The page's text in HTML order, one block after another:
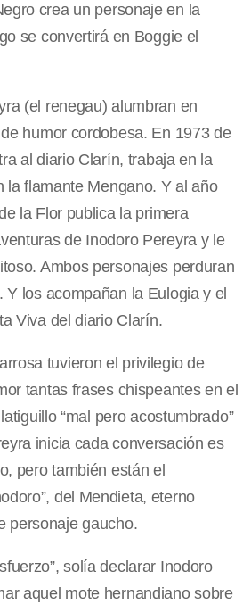
crea un personaje en la
se convertirá en Boggie el
(el renegau) alumbran en
humor cordobesa. En 1973 de
al diario Clarín, trabaja en la
la flamante Mengano. Y al año
la Flor publica la primera
de Inodoro Pereyra y le
Ambos personajes perduran
Y los acompañan la Eulogia y el
Viva del diario Clarín.
tuvieron el privilegio de
tantas frases chispeantes en el
“mal pero acostumbrado”
inicia cada conversación es
pero también están el
del Mendieta, eterno
personaje gaucho.
solía declarar Inodoro
aquel mote hernandiano sobre